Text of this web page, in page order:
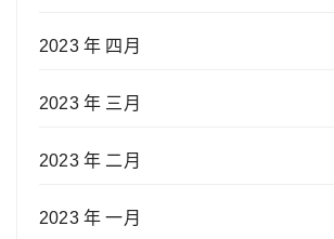
2023 年 四月
2023 年 三月
2023 年 二月
2023 年 一月